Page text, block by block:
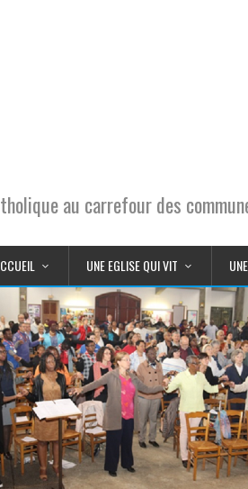
au carrefour des
UNE EGLISE QUI VIT